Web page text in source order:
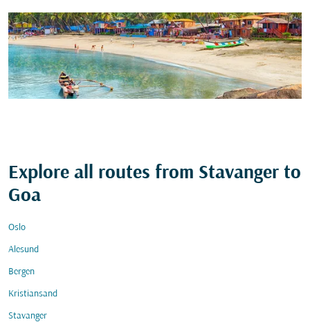
Explore all routes from Stavanger to
Goa
Oslo
Alesund
Bergen
Kristiansand
Stavanger